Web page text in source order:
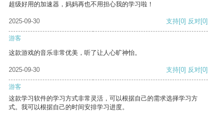
超级好用的加速器，妈妈再也不用担心我的学习啦！
2025-09-30 支持[0] 反对[0]
游客
这款游戏的音乐非常优美，听了让人心旷神怡。
2025-09-30 支持[0] 反对[0]
游客
这款学习软件的学习方式非常灵活，可以根据自己的需求选择学习方
式。我可以根据自己的时间安排学习进度。